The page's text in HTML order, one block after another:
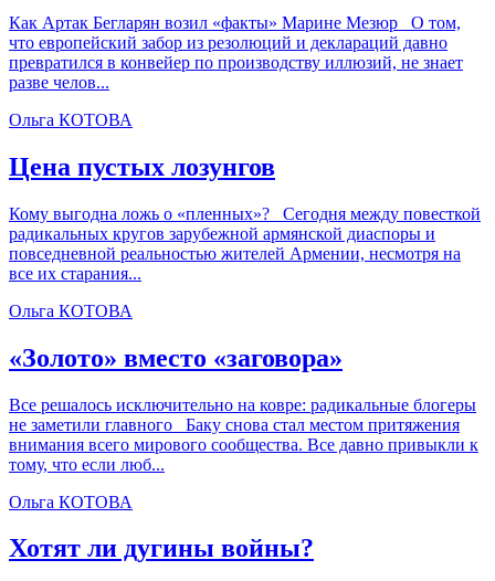
Как Артак Бегларян возил «факты» Марине Мезюр О том,
что европейский забор из резолюций и деклараций давно
превратился в конвейер по производству иллюзий, не знает
разве челов...
Ольга КОТОВА
Цена пустых лозунгов
Кому выгодна ложь о «пленных»? Сегодня между повесткой
радикальных кругов зарубежной армянской диаспоры и
повседневной реальностью жителей Армении, несмотря на
все их старания...
Ольга КОТОВА
«Золото» вместо «заговора»
Все решалось исключительно на ковре: радикальные блогеры
не заметили главного Баку снова стал местом притяжения
внимания всего мирового сообщества. Все давно привыкли к
тому, что если люб...
Ольга КОТОВА
Хотят ли дугины войны?